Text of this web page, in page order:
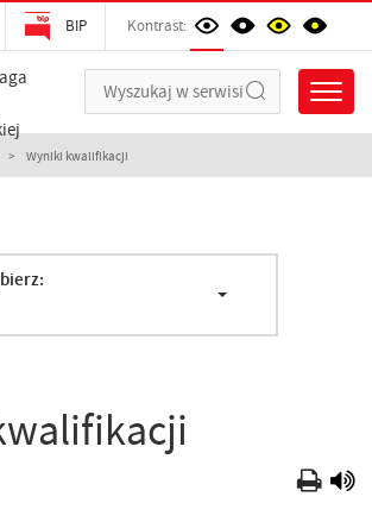
BIP Kontrast:
Wyniki kwalifikacji